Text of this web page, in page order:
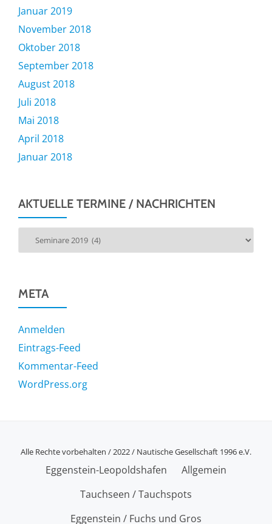
Januar 2019
November 2018
Oktober 2018
September 2018
August 2018
Juli 2018
Mai 2018
April 2018
Januar 2018
AKTUELLE TERMINE / NACHRICHTEN
Termine
META
Anmelden
Eintrags-Feed
Kommentar-Feed
WordPress.org
Alle Rechte vorbehalten / 2022 / Nautische Gesellschaft 1996 e.V.
SECONDARYEggenstein-Leopoldshafen
Allgemein
Tauchseen / Tauchspots
Eggenstein / Fuchs und Gros